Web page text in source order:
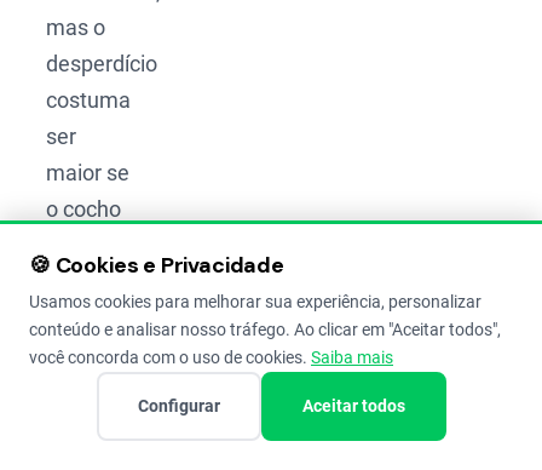
mas o
desperdício
costuma
ser
maior se
o cocho
regulado.
Se você
🍪 Cookies e Privacidade
Usamos cookies para melhorar sua experiência, personalizar
conteúdo e analisar nosso tráfego. Ao clicar em "Aceitar todos",
você concorda com o uso de cookies. Saiba mais
Configurar Aceitar todos